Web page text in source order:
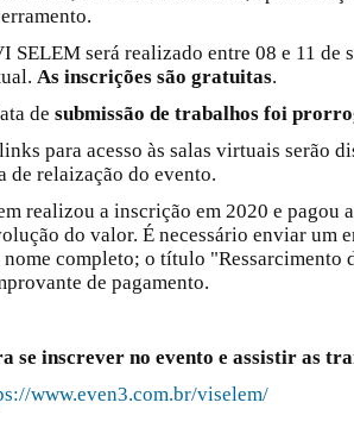
SELEM será realizado entre 08 e 11 de
As inscrições são gratuitas.
de submissão de trabalhos foi
para acesso às salas virtuais serão
de relaização do evento.
realizou a inscrição em 2020 e pagou
do valor. É necessário enviar um
nome completo; o título "Ressarcimento
de pagamento.
se inscrever no evento e assistir as
www.even3.com.br/viselem/